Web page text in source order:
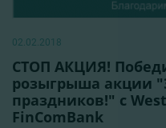
02.02.2018
СТОП АКЦИЯ!
розыгрыша акции
праздников!" с
FinComBank